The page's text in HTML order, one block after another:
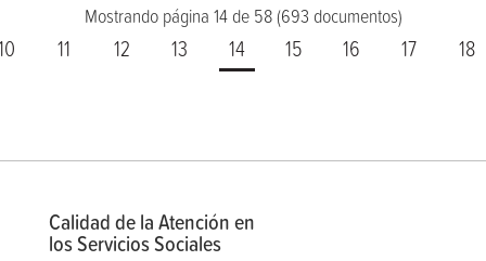
Mostrando página 14 de 58 (693 documentos)
11 12 13 14 15 16 17 18
Calidad de la Atención en
los Servicios Sociales